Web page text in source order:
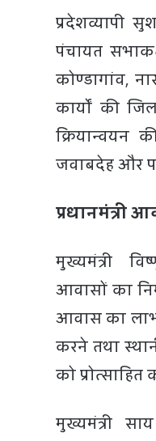
प्रदेशव्यापी
पंचायत
कोण्डागांव,
कार्यों की
क्रियान्वयन
जवाबदेह और
प्रधानमंत्री
मुख्यमंत्री
आवासों का
आवास का लाभ
करने तथा
को
मुख्यमंत्री